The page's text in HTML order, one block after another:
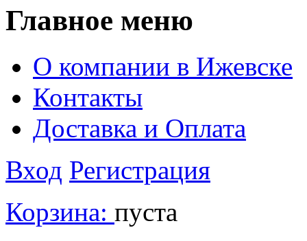
Главное меню
О компании в Ижевске
Контакты
Доставка и Оплата
Вход Регистрация
Корзина: пуста